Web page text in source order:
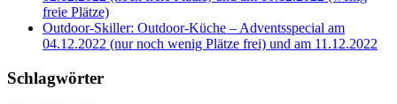
freie Plätze)
Outdoor-Skiller: Outdoor-Küche – Adventsspecial am
04.12.2022 (nur noch wenig Plätze frei) und am 11.12.2022
Schlagwörter